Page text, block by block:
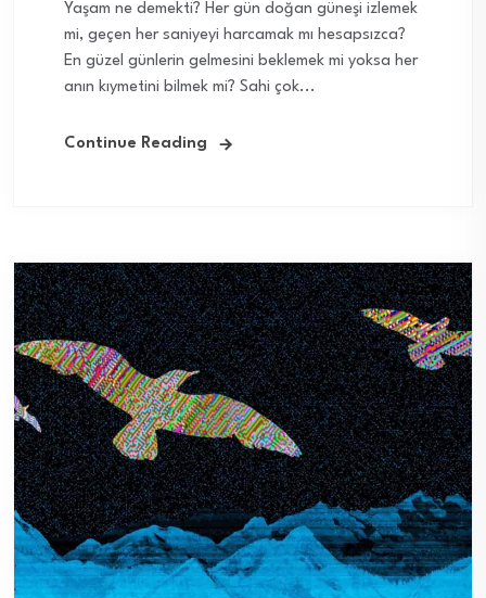
Yaşam ne demekti? Her gün doğan güneşi izlemek
mi, geçen her saniyeyi harcamak mı hesapsızca?
En güzel günlerin gelmesini beklemek mi yoksa her
anın kıymetini bilmek mi? Sahi çok...
Continue Reading